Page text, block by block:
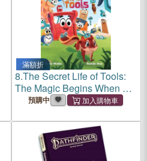
滿額折
8.The Secret Life of Tools:
The Magic Begins When No
One is Watching
預購中